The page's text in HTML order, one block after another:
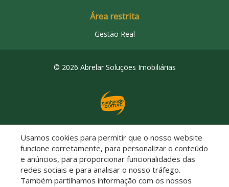
Área restrita
Gestão Real
© 2026 Abrelar Soluções Imobiliárias
Descomplicado por:
Usamos cookies para permitir que o nosso website
funcione corretamente, para personalizar o conteúdo
e anúncios, para proporcionar funcionalidades das
redes sociais e para analisar o nosso tráfego.
Também partilhamos informação com os nossos